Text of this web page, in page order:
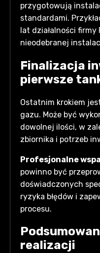
przygotowują
standardami.
lat działalności firmy
nieodebranej
Finalizacja
pierwsze
Ostatnim krokiem
gazu. Może być
dowolnej ilości, w
zbiornika i potrzeb
Profesjonalne
powinno być
doświadczonych
ryzyka błędów i
procesu.
realizacji